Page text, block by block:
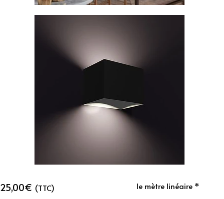
25,00€ (TTC) le mètre linéaire *